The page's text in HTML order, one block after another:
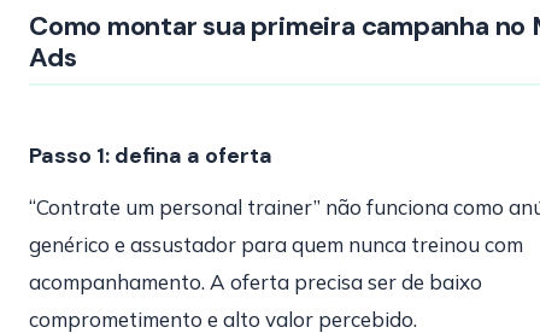
Como montar sua primeira campanha no
Ads
Passo 1: defina a oferta
“Contrate um personal trainer” não funciona como
genérico e assustador para quem nunca treinou com
acompanhamento. A oferta precisa ser de baixo
comprometimento e alto valor percebido.